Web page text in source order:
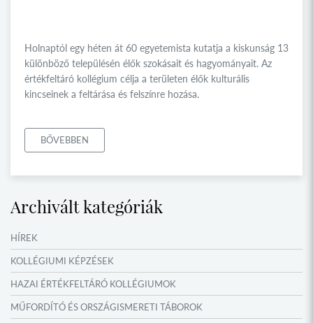
Holnaptól egy héten át 60 egyetemista kutatja a kiskunság 13
különböző településén élők szokásait és hagyományait. Az
értékfeltáró kollégium célja a területen élők kulturális
kincseinek a feltárása és felszínre hozása.
BŐVEBBEN
Archivált kategóriák
HÍREK
KOLLÉGIUMI KÉPZÉSEK
HAZAI ÉRTÉKFELTÁRÓ KOLLÉGIUMOK
MŰFORDÍTÓ ÉS ORSZÁGISMERETI TÁBOROK